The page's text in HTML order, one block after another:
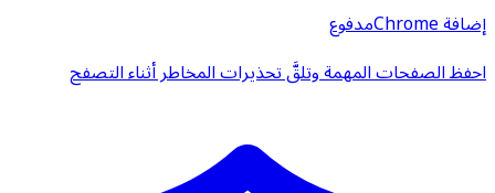
إضافة Chrome
مدفوع
احفظ الصفحات المهمة وتلقَّ تحذيرات المخاطر أثناء التصفح